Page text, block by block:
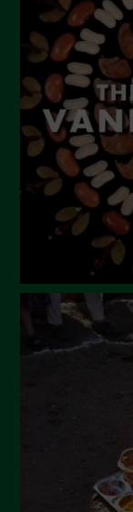
Agosto 2023
Luglio 2023
Giugno 2023
Maggio 2023
Aprile 2023
Marzo 2023
Febbraio 2023
Dicembre 2022
Novembre 2022
Ottobre 2022
Settembre 2022
Aprile 2022